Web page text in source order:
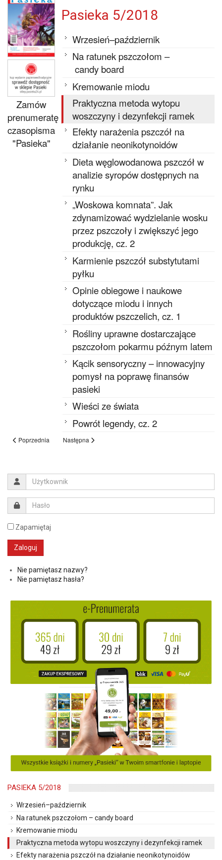
Zamów
prenumeratę
czasopisma
"Pasieka"
Pasieka 5/2018
Wrzesień–październik
Na ratunek pszczołom –
candy board
Kremowanie miodu
Praktyczna metoda wytopu
woszczyny i dezynfekcji ramek
Efekty narażenia pszczół na
działanie neonikotynoidów
Dieta węglowodanowa pszczół w
analizie syropów dostępnych na
rynku
„Woskowa komnata”. Jak
zdynamizować wydzielanie wosku
przez pszczoły i zwiększyć jego
produkcję, cz. 2
Karmienie pszczół substytutami
pyłku
Opinie obiegowe i naukowe
dotyczące miodu i innych
produktów pszczelich, cz. 1
Rośliny uprawne dostarczające
pszczołom pokarmu późnym latem
Kącik sensoryczny – innowacyjny
pomysł na poprawę finansów
pasieki
Wieści ze świata
Powrót legendy, cz. 2
Poprzednia Następna
Zapamiętaj
Nie pamiętasz nazwy?
Nie pamiętasz hasła?
PASIEKA 5/2018
Wrzesień–październik
Na ratunek pszczołom – candy board
Kremowanie miodu
Praktyczna metoda wytopu woszczyny i dezynfekcji ramek
Efekty narażenia pszczół na działanie neonikotynoidów